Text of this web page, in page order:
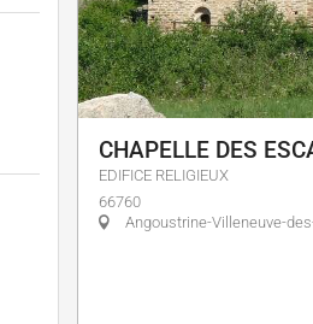
CHAPELLE DES
EDIFICE RELIGIEUX
66760
Angoustrine-Villeneuve-